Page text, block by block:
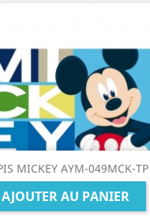
MICKEY AYM-049MCK-TP
AJOUTER AU PANIER